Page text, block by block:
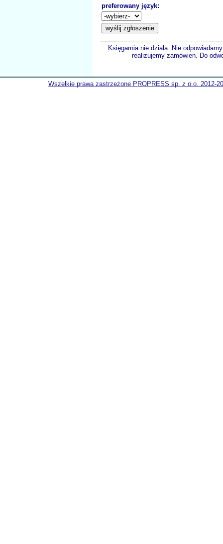
preferowany język:
Księgarnia nie działa. Nie
realizujemy zamówien. Do
Wszelkie prawa zastrzeżone PROPRESS sp. z o.o. 2012-